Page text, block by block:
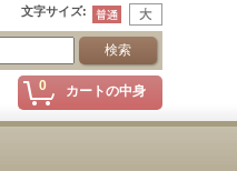
文字サイズ:
0 カートの中身